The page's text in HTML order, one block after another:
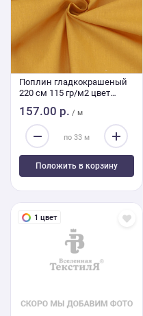
Поплин гладкокрашеный
220 см 115 гр/м2 цвет
157.00 р. / м
Положить в корзину
1 цвет